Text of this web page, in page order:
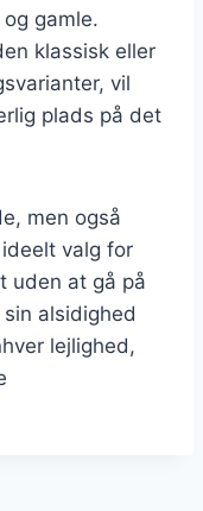
gamle.
klassisk eller
vil
plads på det
men også
valg for
uden at gå på
alsidighed
lejlighed,